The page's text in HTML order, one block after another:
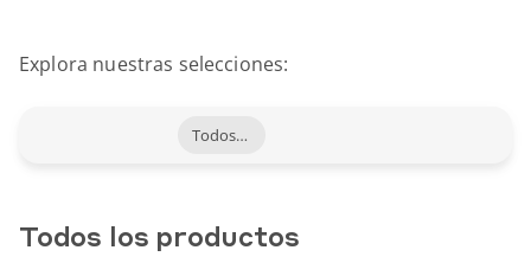
Explora nuestras selecciones:
Todos los productos
Todos los productos